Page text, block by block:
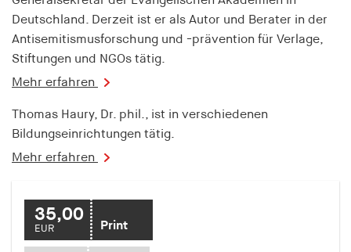
Deutschland. Derzeit ist er als Autor und Berater in der
Antisemitismusforschung und -prävention für Verlage,
Stiftungen und NGOs tätig.
Mehr erfahren
Thomas Haury, Dr. phil., ist in verschiedenen
Bildungseinrichtungen tätig.
Mehr erfahren
35,00
EUR Print